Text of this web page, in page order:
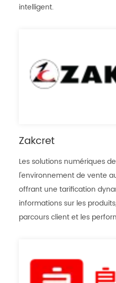
intelligent.
Zakcret
Les solutions numériques
l'environnement de vente
offrant une tarification
informations sur les
parcours client et les